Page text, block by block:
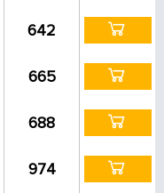
642
665
688
974